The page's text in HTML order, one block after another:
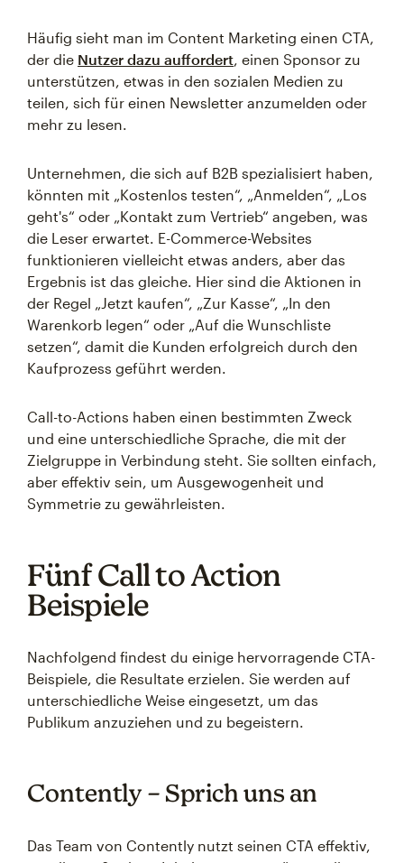
Häufig sieht man im Content Marketing einen CTA,
der die Nutzer dazu auffordert, einen Sponsor zu
unterstützen, etwas in den sozialen Medien zu
teilen, sich für einen Newsletter anzumelden oder
mehr zu lesen.
Unternehmen, die sich auf B2B spezialisiert haben,
könnten mit „Kostenlos testen“, „Anmelden“, „Los
geht's“ oder „Kontakt zum Vertrieb“ angeben, was
die Leser erwartet. E-Commerce-Websites
funktionieren vielleicht etwas anders, aber das
Ergebnis ist das gleiche. Hier sind die Aktionen in
der Regel „Jetzt kaufen“, „Zur Kasse“, „In den
Warenkorb legen“ oder „Auf die Wunschliste
setzen“, damit die Kunden erfolgreich durch den
Kaufprozess geführt werden.
Call-to-Actions haben einen bestimmten Zweck
und eine unterschiedliche Sprache, die mit der
Zielgruppe in Verbindung steht. Sie sollten einfach,
aber effektiv sein, um Ausgewogenheit und
Symmetrie zu gewährleisten.
Fünf Call to Action
Beispiele
Nachfolgend findest du einige hervorragende CTA-
Beispiele, die Resultate erzielen. Sie werden auf
unterschiedliche Weise eingesetzt, um das
Publikum anzuziehen und zu begeistern.
Contently – Sprich uns an
Das Team von Contently nutzt seinen CTA effektiv,